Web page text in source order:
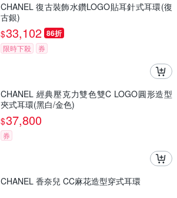
CHANEL 復古裝飾水鑽LOGO貼耳針式耳環(復
古銀)
$33,102 86折
限時下殺 券
CHANEL 經典壓克力雙色雙C LOGO圓形造型
夾式耳環(黑白/金色)
$37,800
券
CHANEL 香奈兒 CC麻花造型穿式耳環